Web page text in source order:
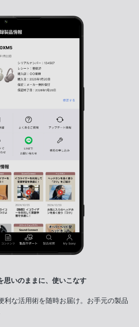
思いのままに、使いこなす
利な活用術を随時お届け。お手元の製品